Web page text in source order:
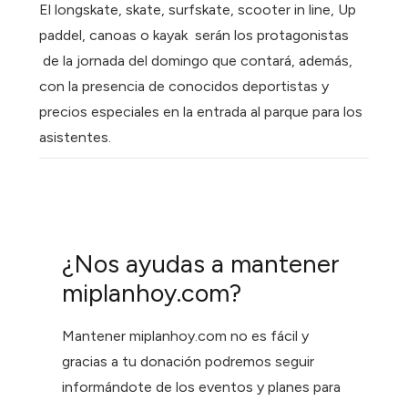
El longskate, skate, surfskate, scooter in line, Up
paddel, canoas o kayak serán los protagonistas
de la jornada del domingo que contará, además,
con la presencia de conocidos deportistas y
precios especiales en la entrada al parque para los
asistentes.
¿Nos ayudas a mantener
miplanhoy.com?
Mantener miplanhoy.com no es fácil y
gracias a tu donación podremos seguir
informándote de los eventos y planes para